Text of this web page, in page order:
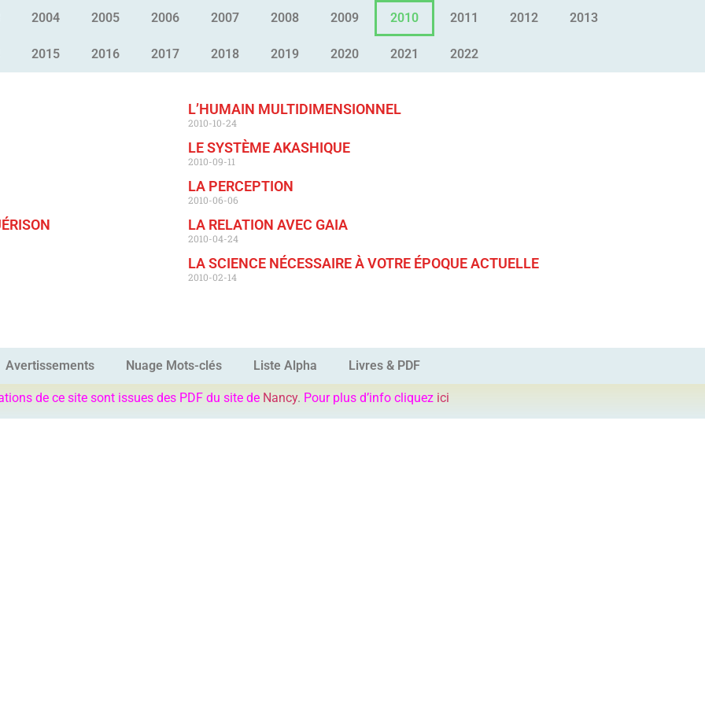
2004 2005 2006 2007 2008 2009 2010 2011 2012 2013
2015 2016 2017 2018 2019 2020 2021 2022
L’HUMAIN MULTIDIMENSIONNEL
2010-10-24
LE SYSTÈME AKASHIQUE
2010-09-11
LA PERCEPTION
2010-06-06
LA RELATION AVEC GAIA
2010-04-24
LA SCIENCE NÉCESSAIRE À VOTRE ÉPOQUE ACTUELLE
2010-02-14
Avertissements Nuage Mots-clés Liste Alpha Livres & PDF
de ce site sont issues des PDF du site de Nancy. Pour plus d’info cliquez ici